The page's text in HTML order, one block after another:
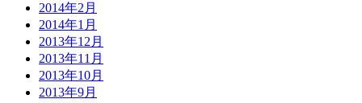
2014年2月
2014年1月
2013年12月
2013年11月
2013年10月
2013年9月